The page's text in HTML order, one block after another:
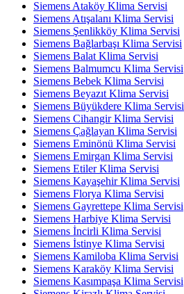
Siemens Ataköy Klima Servisi
Siemens Atışalanı Klima Servisi
Siemens Şenlikköy Klima Servisi
Siemens Bağlarbaşı Klima Servisi
Siemens Balat Klima Servisi
Siemens Balmumcu Klima Servisi
Siemens Bebek Klima Servisi
Siemens Beyazıt Klima Servisi
Siemens Büyükdere Klima Servisi
Siemens Cihangir Klima Servisi
Siemens Çağlayan Klima Servisi
Siemens Eminönü Klima Servisi
Siemens Emirgan Klima Servisi
Siemens Etiler Klima Servisi
Siemens Kayaşehir Klima Servisi
Siemens Florya Klima Servisi
Siemens Gayrettepe Klima Servisi
Siemens Harbiye Klima Servisi
Siemens İncirli Klima Servisi
Siemens İstinye Klima Servisi
Siemens Kamiloba Klima Servisi
Siemens Karaköy Klima Servisi
Siemens Kasımpaşa Klima Servisi